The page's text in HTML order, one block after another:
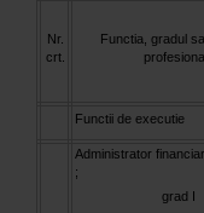
Nr.
crt.
Functia, gradul
Functii de executie
Administrator
;
grad I